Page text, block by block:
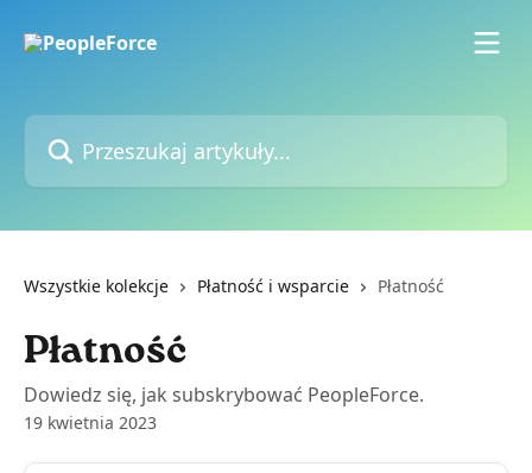
Przeszukaj artykuły...
Wszystkie kolekcje Płatność i wsparcie Płatność
Płatność
Dowiedz się, jak subskrybować PeopleForce.
19 kwietnia 2023